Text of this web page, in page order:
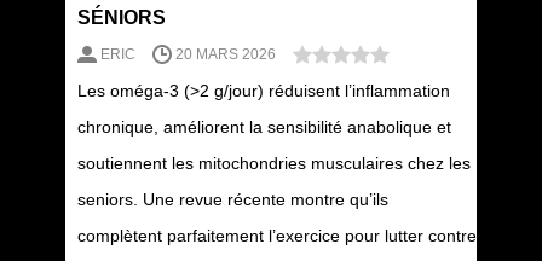
SÉNIORS
ERIC 20 MARS 2026
Les oméga-3 (>2 g/jour) réduisent l’inflammation
chronique, améliorent la sensibilité anabolique et
soutiennent les mitochondries musculaires chez les
seniors. Une revue récente montre qu’ils
complètent parfaitement l’exercice pour lutter contre